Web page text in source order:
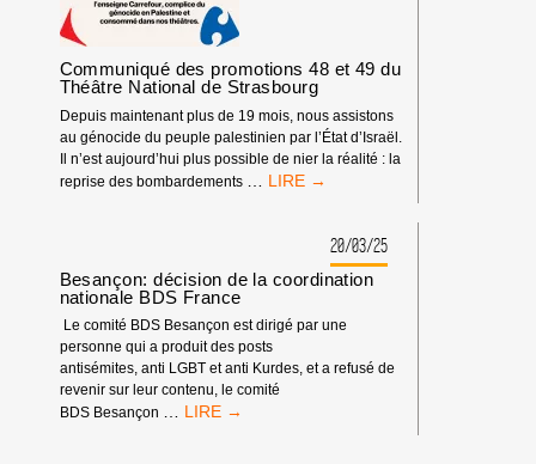
GAZA
Communiqué des promotions 48 et 49 du
Théâtre National de Strasbourg
Depuis maintenant plus de 19 mois, nous assistons
au génocide du peuple palestinien par l’État d’Israël.
Il n’est aujourd’hui plus possible de nier la réalité : la
reprise des bombardements
COMMUNIQUÉ
49
THÉÂTRE
NATIONAL
DE
STRASBOURG
20/03/25
Besançon: décision de la coordination
nationale BDS France
Le comité BDS Besançon est dirigé par une
personne qui a produit des posts
antisémites, anti LGBT et anti Kurdes, et a refusé de
revenir sur leur contenu, le comité
BDS Besançon
BESANÇON: